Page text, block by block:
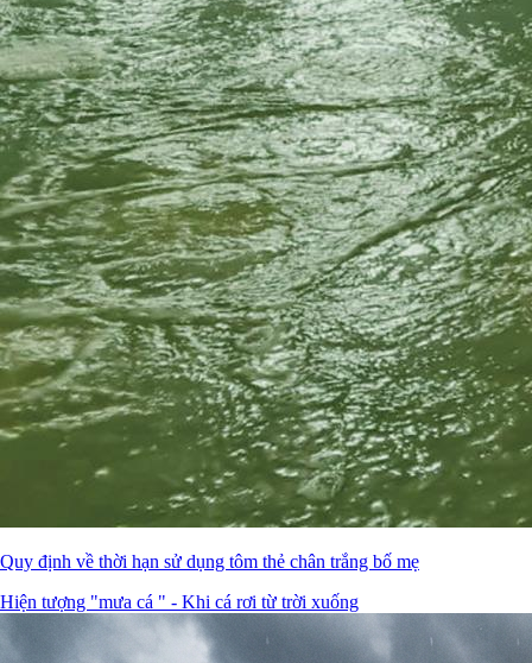
Quy định về thời hạn sử dụng tôm thẻ chân trắng bố mẹ
Hiện tượng "mưa cá " - Khi cá rơi từ trời xuống